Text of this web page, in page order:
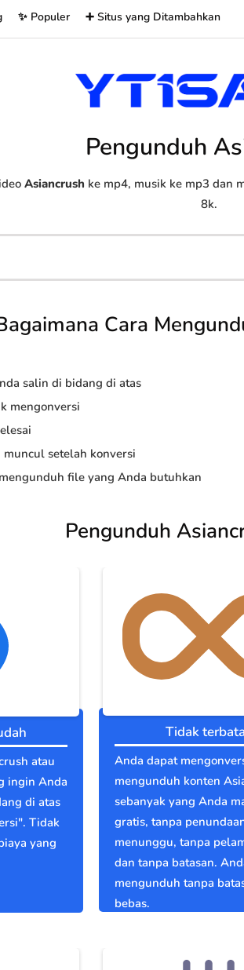
✨ Populer ➕ Situs yang Ditambahkan
Pengunduh
Asiancrush ke mp4, musik ke mp3 dan
8k.
Cara
salin di bidang di atas
mengonversi
setelah konversi
file yang Anda butuhkan
Pengunduh
atau
ingin Anda
di atas
Tidak
yang
Tidak
Anda dapat
mengunduh konten
sebanyak yang Anda
gratis, tanpa
menunggu, tanpa
dan tanpa batasan.
mengunduh tanpa
bebas.